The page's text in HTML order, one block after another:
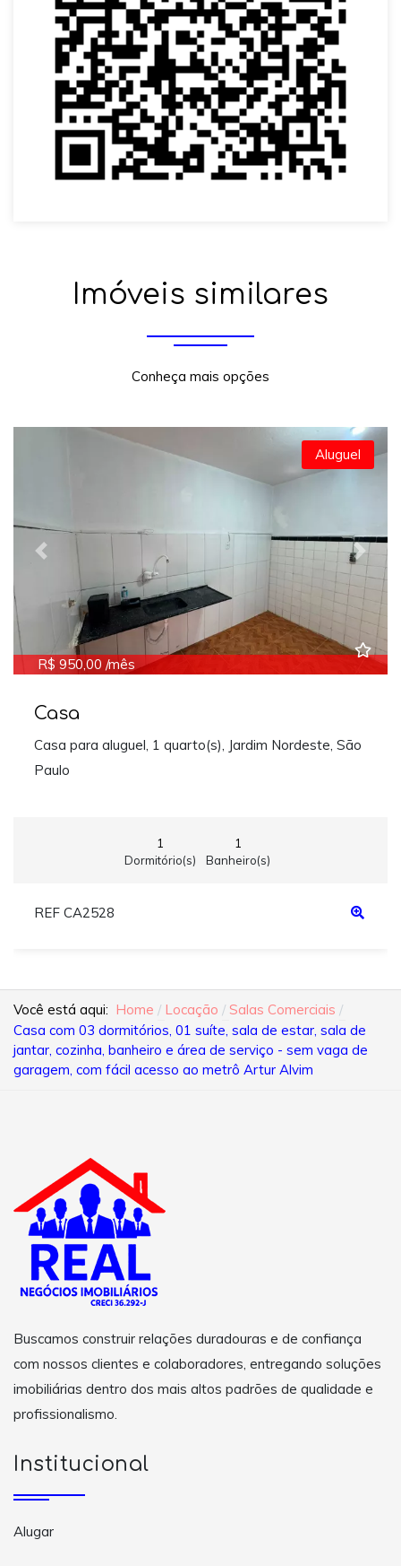
Imóveis similares
Conheça mais opções
Previous Next
Aluguel
R$ 950,00 /mês
Casa
Casa para aluguel, 1 quarto(s), Jardim Nordeste, São
Paulo
1
Dormitório(s)
1
Banheiro(s)
REF CA2528
Você está aqui: Home Locação
Salas Comerciais
Casa com 03 dormitórios, 01 suíte, sala de estar, sala de
jantar, cozinha, banheiro e área de serviço - sem vaga de
garagem, com fácil acesso ao metrô Artur Alvim
Buscamos construir relações duradouras e de confiança
com nossos clientes e colaboradores, entregando soluções
imobiliárias dentro dos mais altos padrões de qualidade e
profissionalismo.
Institucional
Alugar